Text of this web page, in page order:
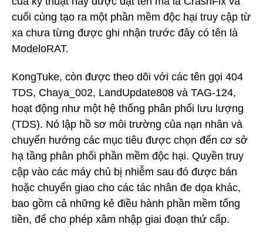
cuối cùng tạo ra một phần mềm độc hại truy cập từ
xa chưa từng được ghi nhận trước đây có tên là
ModeloRAT.
KongTuke, còn được theo dõi với các tên gọi 404
TDS, Chaya_002, LandUpdate808 và TAG-124,
hoạt động như một hệ thống phân phối lưu lượng
(TDS). Nó lập hồ sơ môi trường của nạn nhân và
chuyển hướng các mục tiêu được chọn đến cơ sở
hạ tầng phân phối phần mềm độc hại. Quyền truy
cập vào các máy chủ bị nhiễm sau đó được bán
hoặc chuyển giao cho các tác nhân đe dọa khác,
bao gồm cả những kẻ điều hành phần mềm tống
tiền, để cho phép xâm nhập giai đoạn thứ cấp.